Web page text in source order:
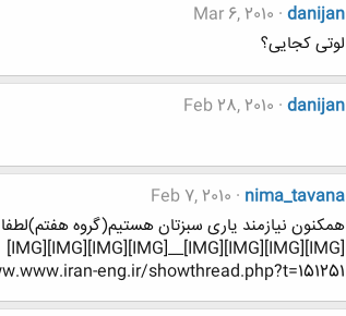
danijan
Mar 6, 2010
لوتی کجایی؟
danijan
Feb 28, 2010
nima_tavana
Feb 7, 2010
همکنون نیازمند یاری سبزتان هستیم(گروه
[IMG][IMG][IMG][IMG]__[IMG][IMG][IMG][IMG]
eng.ir/showthread.php?t=151251